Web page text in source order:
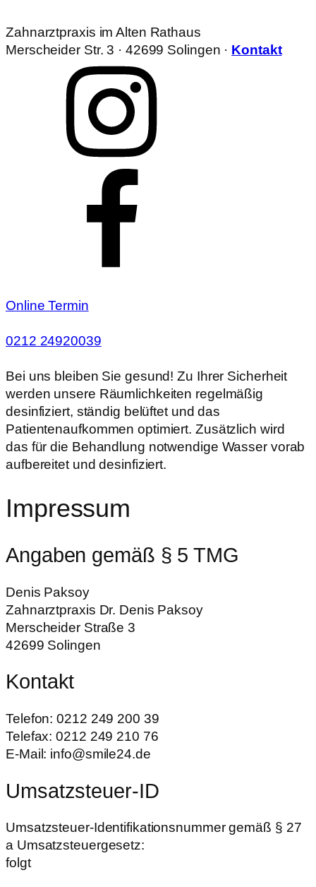
Zahnarztpraxis im Alten Rathaus
Merscheider Str. 3 · 42699 Solingen · Kontakt
Online Termin
0212 24920039
Bei uns bleiben Sie gesund! Zu Ihrer Sicherheit
werden unsere Räumlichkeiten regelmäßig
desinfiziert, ständig belüftet und das
Patientenaufkommen optimiert. Zusätzlich wird
das für die Behandlung notwendige Wasser vorab
aufbereitet und desinfiziert.
Impressum
Angaben gemäß § 5 TMG
Denis Paksoy
Zahnarztpraxis Dr. Denis Paksoy
Merscheider Straße 3
42699 Solingen
Kontakt
Telefon: 0212 249 200 39
Telefax: 0212 249 210 76
E-Mail: info@smile24.de
Umsatzsteuer-ID
Umsatzsteuer-Identifikationsnummer gemäß § 27
a Umsatzsteuergesetz:
folgt